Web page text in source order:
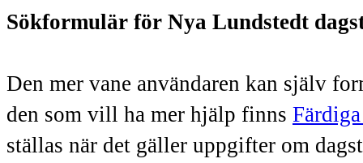
Sökformulär för Nya Lundstedt
Den mer vane användaren kan själv
den som vill ha mer hjälp finns
ställas när det gäller uppgifter om